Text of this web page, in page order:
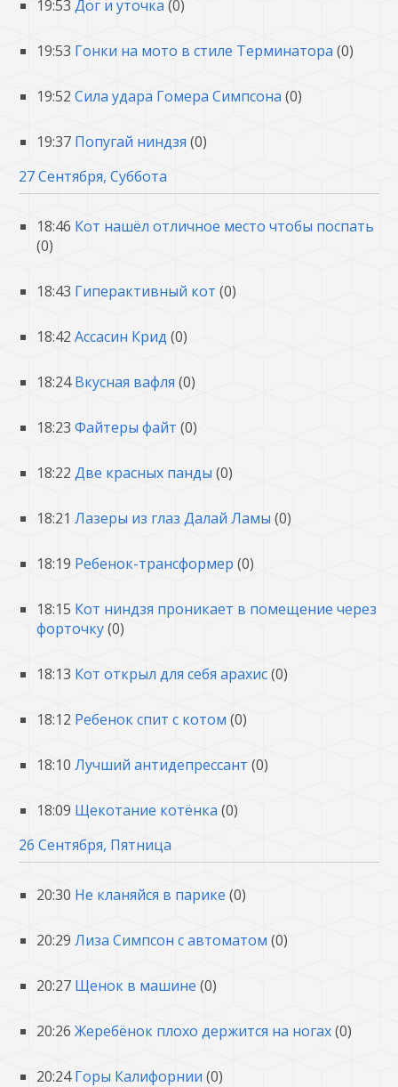
19:53 Дог и уточка (0)
19:53 Гонки на мото в стиле Терминатора (0)
19:52 Сила удара Гомера Симпсона (0)
19:37 Попугай ниндзя (0)
27 Сентября, Суббота
18:46 Кот нашёл отличное место чтобы поспать
(0)
18:43 Гиперактивный кот (0)
18:42 Ассасин Крид (0)
18:24 Вкусная вафля (0)
18:23 Файтеры файт (0)
18:22 Две красных панды (0)
18:21 Лазеры из глаз Далай Ламы (0)
18:19 Ребенок-трансформер (0)
18:15 Кот ниндзя проникает в помещение через
форточку(0)
18:13 Кот открыл для себя арахис(0)
18:12 Ребенок спит с котом (0)
18:10 Лучший антидепрессант (0)
18:09 Щекотание котёнка (0)
26 Сентября, Пятница
20:30 Не кланяйся в парике (0)
20:29 Лиза Симпсон с автоматом (0)
20:27 Щенок в машине (0)
20:26 Жеребёнок плохо держится на ногах(0)
20:24 Горы Калифорнии (0)